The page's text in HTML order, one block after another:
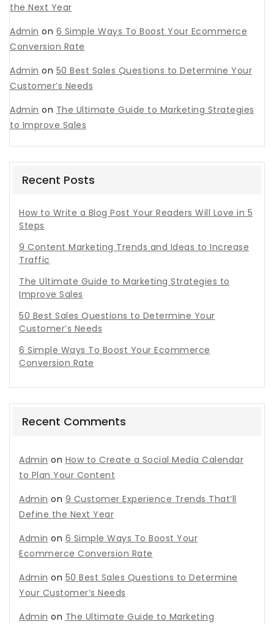
the Next Year
Admin on 6 Simple Ways To Boost Your Ecommerce
Conversion Rate
Admin on 50 Best Sales Questions to Determine Your
Customer’s Needs
Admin on The Ultimate Guide to Marketing Strategies
to Improve Sales
Recent Posts
How to Write a Blog Post Your Readers Will Love in 5
Steps
9 Content Marketing Trends and Ideas to Increase
Traffic
The Ultimate Guide to Marketing Strategies to
Improve Sales
50 Best Sales Questions to Determine Your
Customer’s Needs
6 Simple Ways To Boost Your Ecommerce
Conversion Rate
Recent Comments
Admin on How to Create a Social Media Calendar
to Plan Your Content
Admin on 9 Customer Experience Trends That’ll
Define the Next Year
Admin on 6 Simple Ways To Boost Your
Ecommerce Conversion Rate
Admin on 50 Best Sales Questions to Determine
Your Customer’s Needs
Admin on The Ultimate Guide to Marketing